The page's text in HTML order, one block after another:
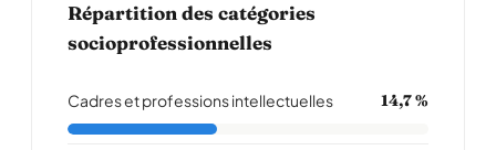
Répartition des catégories
socioprofessionnelles
Cadres et professions intellectuelles 14,7 %